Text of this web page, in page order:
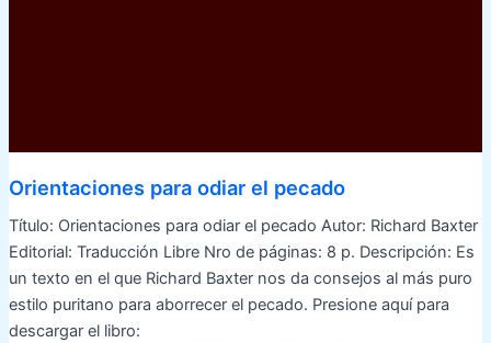
Orientaciones para odiar el pecado
Título: Orientaciones para odiar el pecado Autor: Richard Baxter
Editorial: Traducción Libre Nro de páginas: 8 p. Descripción: Es
un texto en el que Richard Baxter nos da consejos al más puro
estilo puritano para aborrecer el pecado. Presione aquí para
descargar el libro: